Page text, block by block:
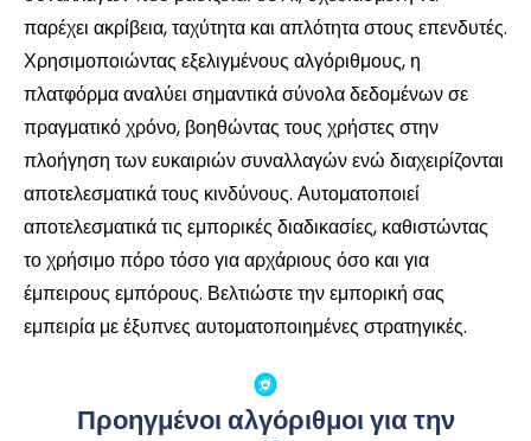
παρέχει ακρίβεια, ταχύτητα και απλότητα στους επενδυτές.
Χρησιμοποιώντας εξελιγμένους αλγόριθμους, η
πλατφόρμα αναλύει σημαντικά σύνολα δεδομένων σε
πραγματικό χρόνο, βοηθώντας τους χρήστες στην
πλοήγηση των ευκαιριών συναλλαγών ενώ διαχειρίζονται
αποτελεσματικά τους κινδύνους. Αυτοματοποιεί
αποτελεσματικά τις εμπορικές διαδικασίες, καθιστώντας
το χρήσιμο πόρο τόσο για αρχάριους όσο και για
έμπειρους εμπόρους. Βελτιώστε την εμπορική σας
εμπειρία με έξυπνες αυτοματοποιημένες στρατηγικές.
Προηγμένοι αλγόριθμοι για την